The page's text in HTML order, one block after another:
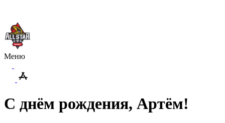
Меню
С днём рождения, Артём!